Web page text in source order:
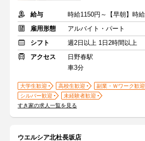
給与
雇用形態
アルバイト・パート
シフト
週2日以上 1日2時間以上
アクセス
日野春駅
車3分
大学生歓迎 高校生歓迎
副業・Ｗワーク歓迎
シルバー歓迎
未経験者歓迎
すき家の求人一覧を見る
ウエルシア北杜長坂店